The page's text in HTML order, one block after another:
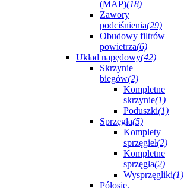
(MAP)(18)
Zawory
podciśnienia(29)
Obudowy filtrów
powietrza(6)
Układ napędowy(42)
Skrzynie
biegów(2)
Kompletne
skrzynie(1)
Poduszki(1)
Sprzęgła(5)
Komplety
sprzęgieł(2)
Kompletne
sprzęgła(2)
Wysprzęgliki(1)
Półosie,